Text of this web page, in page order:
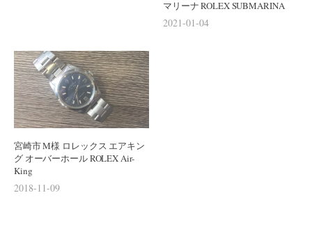
マリーナ ROLEX SUBMARINA
2021-01-04
宮崎市 M様 ロレックス エアキン
グ オーバーホール ROLEX Air-
King
2018-11-09